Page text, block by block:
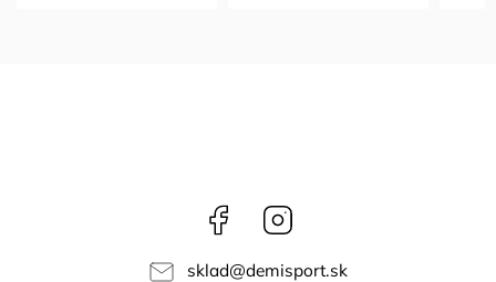
Facebook
sklad@demisport.sk